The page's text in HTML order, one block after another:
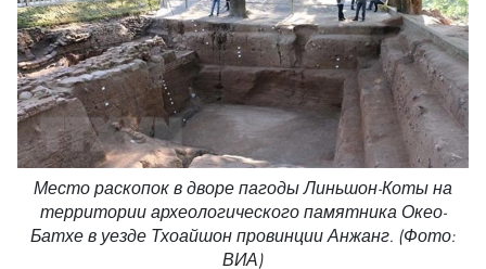
Место раскопок в дворе пагоды Линьшон-Коты на
территории археологического памятника Окео-
Батхе в уезде Тхоайшон провинции Анжанг. (Фото:
ВИА)